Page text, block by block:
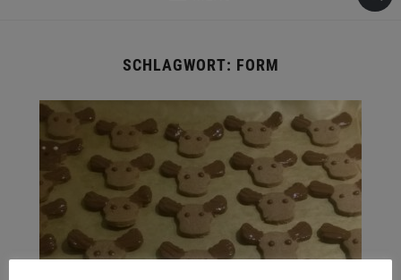
SCHLAGWORT: FORM